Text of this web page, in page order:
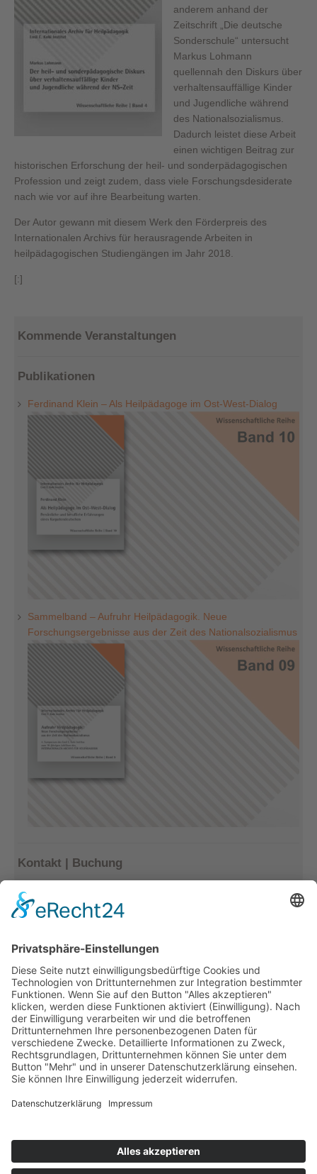
anderem anhand der
Zeitschrift „Die deutsche
Sonderschule“ untersucht
Markus Lohmann
quellennah den Diskurs über
verhaltensauffällige Kinder
und Jugendliche während
des Nationalsozialismus.
Dadurch leistet diese Arbeit
einen wichtigen Beitrag zur
historischen Erforschung der heil- und sonderpädagogischen
Profession und zeigt zudem, dass viele Forschungsdesiderate
nach wie vor auf ihre Bearbeitung warten.
Der Autor gewann mit diesem Werk den Förderpreis des
Internationalen Archivs für herausragende Arbeiten in
heilpädagogischen Studiengängen im Jahr 2018.
[:]
Kommende Veranstaltungen
Publikationen
Ferdinand Klein – Als Heilpädagoge im Ost-West-Dialog
Sammelband – Aufruhr Heilpädagogik. Neue
Forschungsergebnisse aus der Zeit des Nationalsozialismus
Kontakt | Buchung
Tel.: 033477–548940
info@archiv-heilpaedagogik.de
Kommende Veranstaltungen
INTERNATIONALES ARCHIV
FÜR HEILPÄDAGOGIK
Emil E. Kobi Institut
Platz der Jugend 4
info@archiv-heilpaedagogik.de
Öffnungszeiten: